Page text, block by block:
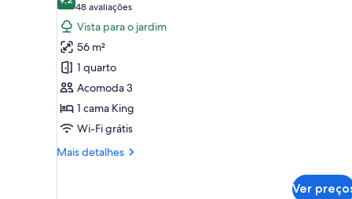
quartos
fotos
de
Junior
Suite
Garden
View
9,2 de 10
48 avaliações
(48
avaliações)
Vista para o jardim
56 m²
1 quarto
Acomoda 3
1 cama King
Wi-Fi grátis
Mais detalhes
Mais
Ver